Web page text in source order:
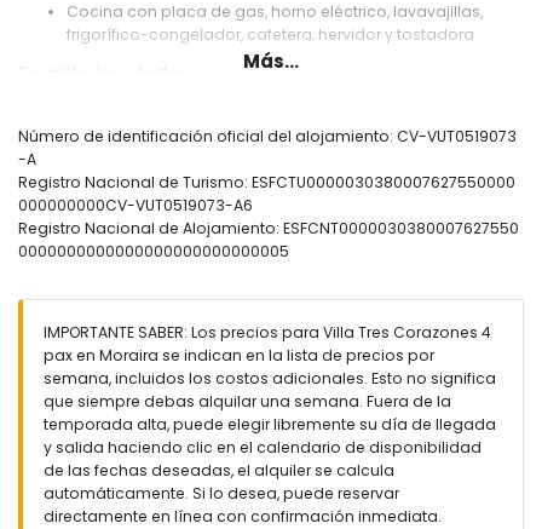
Cocina con placa de gas, horno eléctrico, lavavajillas,
frigorífico-congelador, cafetera, hervidor y tostadora
suite
ventilador
Baño en suite con lavabo, ducha y WC
Baño con lavabo, ducha y WC
Exterior de la villa
Parcela cerrada
Hermoso jardín con césped, grava, árboles y muebles de
jardín con tumbonas
2 terrazas, una de ellas cubierta
Barbacoa
Ducha exterior
Zonas de estar y comedor al aire libre
2 plazas de aparcamiento privadas
Más información
Más...
Número de identificación oficial del alojamiento: CV-VUT0519073
-A
Registro Nacional de Turismo: ESFCTU0000030380007627550000
000000000CV-VUT0519073-A6
Registro Nacional de Alojamiento: ESFCNT0000030380007627550
0000000000000000000000000005
IMPORTANTE SABER: Los precios para Villa Tres Corazones 4
pax en Moraira se indican en la lista de precios por
semana, incluidos los costos adicionales. Esto no significa
que siempre debas alquilar una semana. Fuera de la
temporada alta, puede elegir libremente su día de llegada
y salida haciendo clic en el calendario de disponibilidad
de las fechas deseadas, el alquiler se calcula
automáticamente. Si lo desea, puede reservar
directamente en línea con confirmación inmediata.